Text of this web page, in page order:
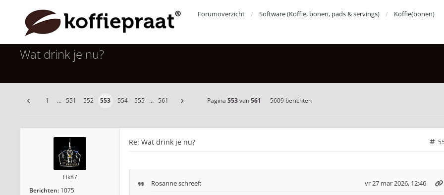
Forumoverzicht Software (Koffie, bonen, pads & servings) Koffie(bonen)
Wat drink je nu?
1 … 551 552 553 554 555 … 561 Pagina 553van561 5609 berichten
Hk87
Berichten: 1075
Re: Wat drink je nu?
Rosanneschreef: vr 27 mar 2026, 12:46